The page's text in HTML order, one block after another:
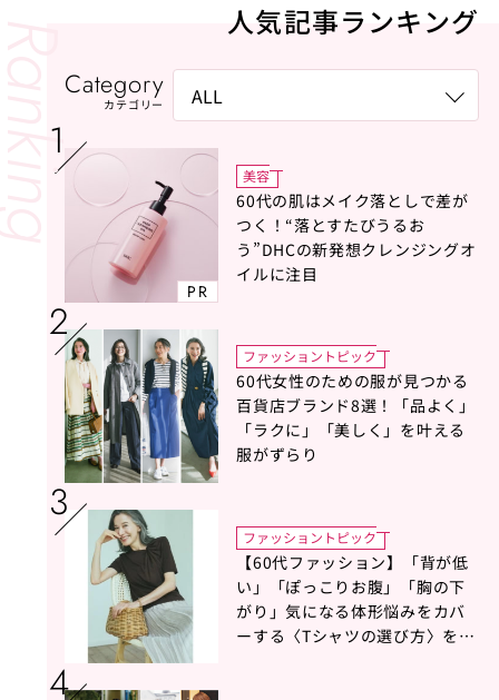
人気記事ランキング
Category
カテゴリー
PR
美容
60代の肌はメイク落としで差が
つく！“落とすたびうるお
う”DHCの新発想クレンジングオ
イルに注目
ファッショントピック
60代女性のための服が見つかる
百貨店ブランド8選！「品よく」
「ラクに」「美しく」を叶える
服がずらり
ファッショントピック
【60代ファッション】「背が低
い」「ぽっこりお腹」「胸の下
がり」気になる体形悩みをカバ
ーする〈Tシャツの選び方〉をス